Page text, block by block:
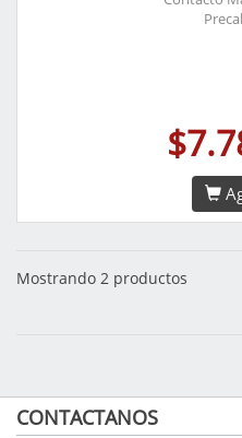
Mostrando 2 productos
CONTACTANOS